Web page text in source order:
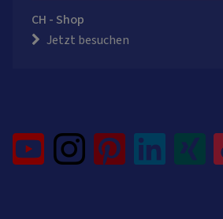
CH - Shop
Jetzt besuchen